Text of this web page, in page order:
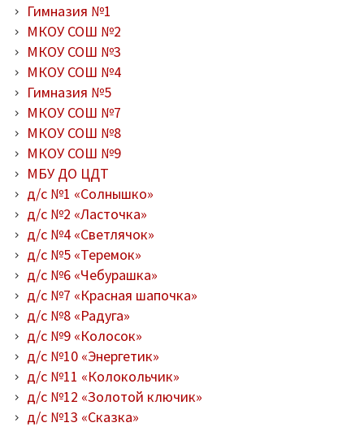
Гимназия №1
МКОУ СОШ №2
МКОУ СОШ №3
МКОУ СОШ №4
Гимназия №5
МКОУ СОШ №7
МКОУ СОШ №8
МКОУ СОШ №9
МБУ ДО ЦДТ
д/с №1 «Солнышко»
д/с №2 «Ласточка»
д/с №4 «Светлячок»
д/с №5 «Теремок»
д/с №6 «Чебурашка»
д/с №7 «Красная шапочка»
д/с №8 «Радуга»
д/с №9 «Колосок»
д/с №10 «Энергетик»
д/с №11 «Колокольчик»
д/с №12 «Золотой ключик»
д/с №13 «Сказка»